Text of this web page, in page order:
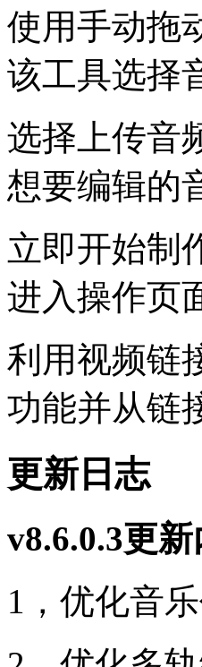
使用手动拖
该工具选择
选择上传音
想要编辑的
立即开始制
进入操作页
利用视频链
功能并从链
更新日志
v8.6.0.3更新
1，优化音